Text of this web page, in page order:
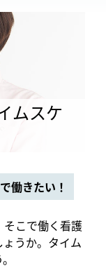
ムスケ
働きたい！
こで働く看護
うか。タイム